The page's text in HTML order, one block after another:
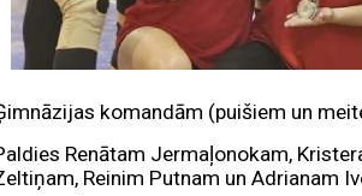
komandām (puišiem un
Renātam Jermaļonokam,
Reinim Putnam un Adrianam